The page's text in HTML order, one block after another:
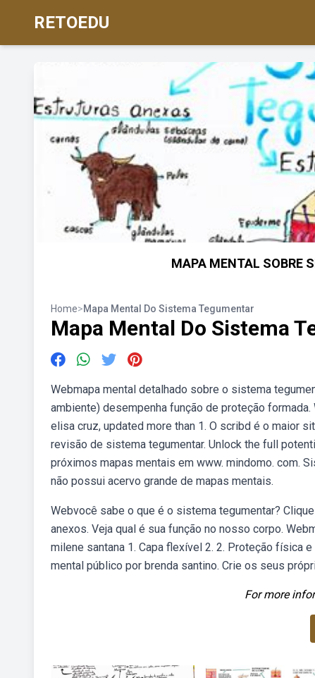
RETOEDU
MAPA MENTAL SOBRE
Home>Mapa Mental Do Sistema Tegumentar
Mapa Mental Do Sistema
Webmapa mental detalhado sobre o sistema
ambiente) desempenha função de proteção
elisa cruz, updated more than 1. O scribd é o maior
revisão de sistema tegumentar. Unlock the full
próximos mapas mentais em www. mindomo. com.
não possui acervo grande de mapas mentais.
Webvocê sabe o que é o sistema tegumentar?
anexos. Veja qual é sua função no nosso corpo.
milene santana 1. Capa flexível 2. 2. Proteção física
mental público por brenda santino. Crie os seus
For more